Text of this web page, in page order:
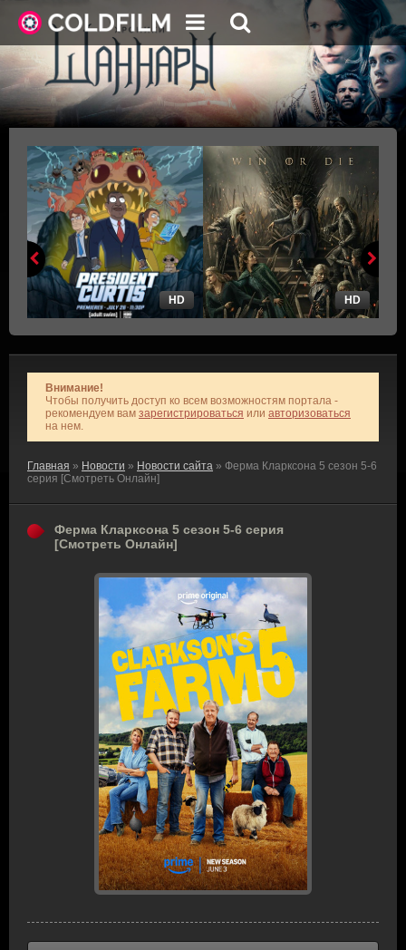
HD HD
Внимание!
Чтобы получить доступ ко всем возможностям портала -
рекомендуем вам зарегистрироваться или авторизоваться
на нем.
Главная » Новости » Новости сайта » Ферма Кларксона 5 сезон 5-6
серия [Смотреть Онлайн]
Ферма Кларксона 5 сезон 5-6 серия
[Смотреть Онлайн]